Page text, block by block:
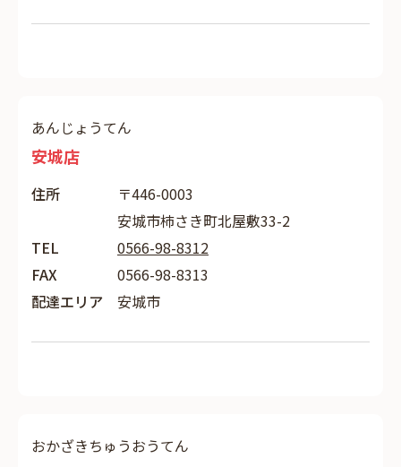
あんじょうてん
安城店
住所
〒446-0003
安城市柿さき町北屋敷33-2
TEL
0566-98-8312
FAX
0566-98-8313
配達エリア
安城市
おかざきちゅうおうてん